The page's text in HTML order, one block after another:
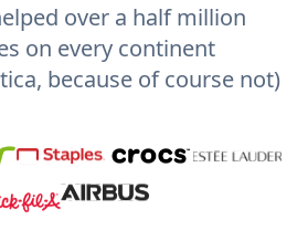
over a half million
on every continent
because of course not)